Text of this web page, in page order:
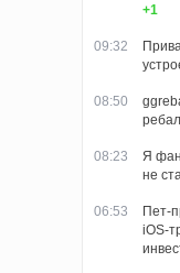
+1
09:32
08:50
08:23
Я
не
06:53
Пет-
iOS-